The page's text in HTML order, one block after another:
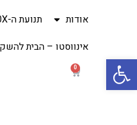
Open toolbar
אודות תנועת ה-10X
אינווסטו – הבית
0